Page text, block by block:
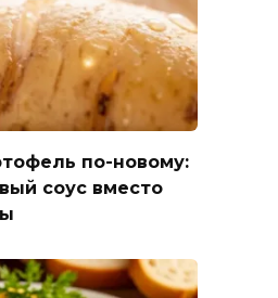
по-новому:
соус вместо